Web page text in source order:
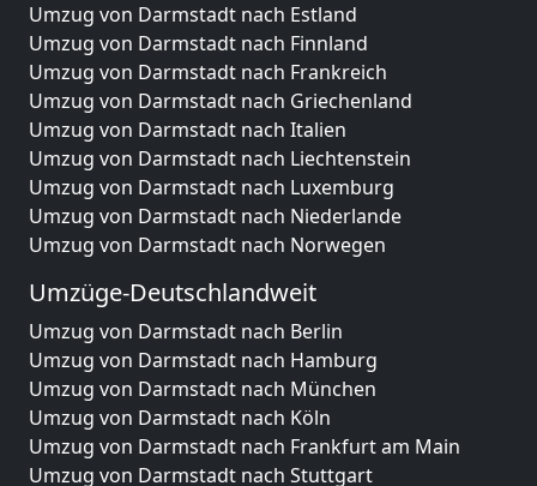
Umzug von Darmstadt nach Estland
Umzug von Darmstadt nach Finnland
Umzug von Darmstadt nach Frankreich
Umzug von Darmstadt nach Griechenland
Umzug von Darmstadt nach Italien
Umzug von Darmstadt nach Liechtenstein
Umzug von Darmstadt nach Luxemburg
Umzug von Darmstadt nach Niederlande
Umzug von Darmstadt nach Norwegen
Umzüge-Deutschlandweit
Umzug von Darmstadt nach Berlin
Umzug von Darmstadt nach Hamburg
Umzug von Darmstadt nach München
Umzug von Darmstadt nach Köln
Umzug von Darmstadt nach Frankfurt am Main
Umzug von Darmstadt nach Stuttgart